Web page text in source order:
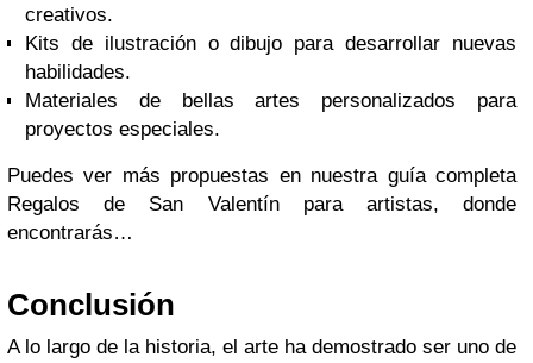
creativos.
Kits de ilustración o dibujo para desarrollar nuevas
habilidades.
Materiales de bellas artes personalizados para
proyectos especiales.
Puedes ver más propuestas en nuestra guía completa
Regalos de San Valentín para artistas, donde
encontrarás…
Conclusión
A lo largo de la historia, el arte ha demostrado ser uno de